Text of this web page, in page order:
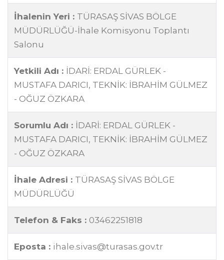
İhalenin Yeri : TÜRASAŞ SİVAS BÖLGE
MÜDÜRLÜĞÜ-İhale Komisyonu Toplantı
Salonu
Yetkili Adı : İDARİ: ERDAL GÜRLEK -
MUSTAFA DARICI, TEKNİK: İBRAHİM GÜLMEZ
- OĞUZ ÖZKARA
Sorumlu Adı : İDARİ: ERDAL GÜRLEK -
MUSTAFA DARICI, TEKNİK: İBRAHİM GÜLMEZ
- OĞUZ ÖZKARA
İhale Adresi : TÜRASAŞ SİVAS BÖLGE
MÜDÜRLÜĞÜ
Telefon & Faks : 03462251818
Eposta : ihale.sivas@turasas.gov.tr